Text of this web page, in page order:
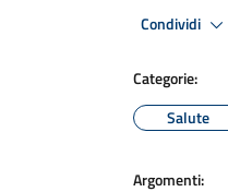
Condividi
Categorie:
Salute
Argomenti: